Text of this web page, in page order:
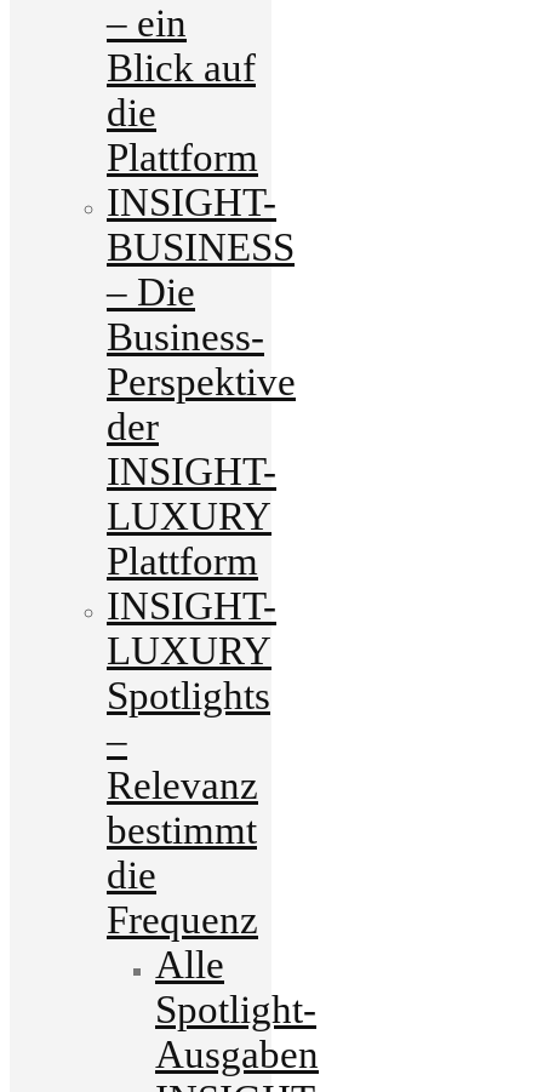
– ein
Blick auf
die
Plattform
INSIGHT-
BUSINESS
– Die
Business-
Perspektive
der
INSIGHT-
LUXURY
Plattform
INSIGHT-
LUXURY
Spotlights
–
Relevanz
bestimmt
die
Frequenz
Alle
Spotlight-
Ausgaben